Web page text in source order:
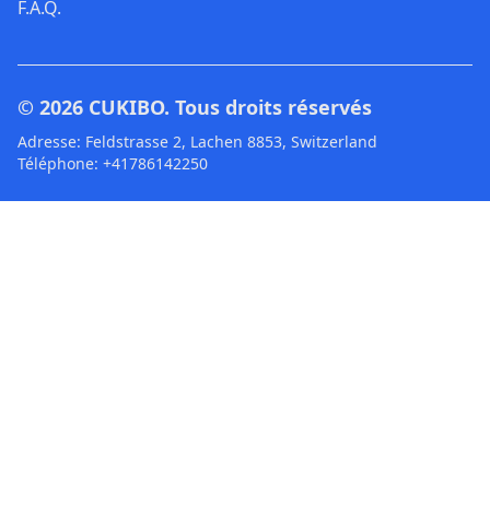
F.A.Q.
© 2026 CUKIBO. Tous droits réservés
Adresse: Feldstrasse 2, Lachen 8853, Switzerland
Téléphone: +41786142250